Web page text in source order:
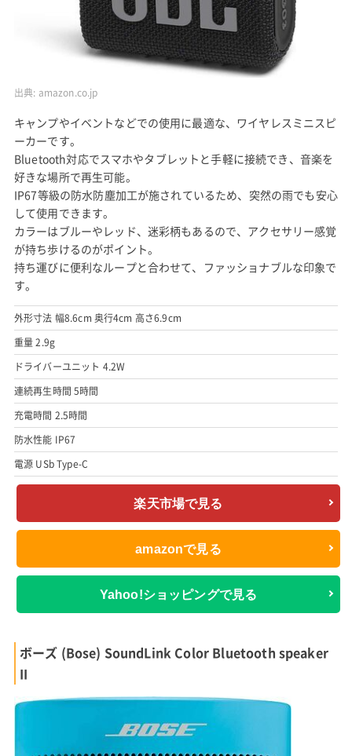
出典: amazon.co.jp
キャンプやイベントなどでの使用に最適な、ワイヤレスミニスピ
ーカーです。
Bluetooth対応でスマホやタブレットと手軽に接続でき、音楽を
好きな場所で再生可能。
IP67等級の防水防塵加工が施されているため、突然の雨でも安心
して使用できます。
カラーはブルーやレッド、迷彩柄もあるので、アクセサリー感覚
が持ち歩けるのがポイント。
持ち運びに便利なループと合わせて、ファッショナブルな印象で
す。
外形寸法 幅8.6cm 奥行4cm 高さ6.9cm
重量 2.9g
ドライバーユニット 4.2W
連続再生時間 5時間
充電時間 2.5時間
防水性能 IP67
電源 USb Type-C
楽天市場で見る
amazonで見る
Yahoo!ショッピングで見る
ボーズ (Bose) SoundLink Color Bluetooth speaker
II